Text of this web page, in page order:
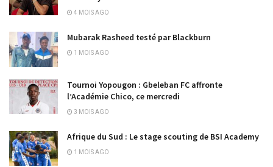
4 MOIS AGO
Mubarak Rasheed testé par Blackburn
1 MOIS AGO
Tournoi Yopougon : Gbeleban FC affronte
l’Académie Chico, ce mercredi
3 MOIS AGO
Afrique du Sud : Le stage scouting de BSI Academy
1 MOIS AGO